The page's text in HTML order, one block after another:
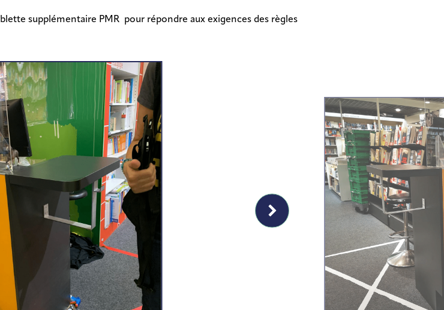
supplémentaire PMR pour répondre aux exigences des règles